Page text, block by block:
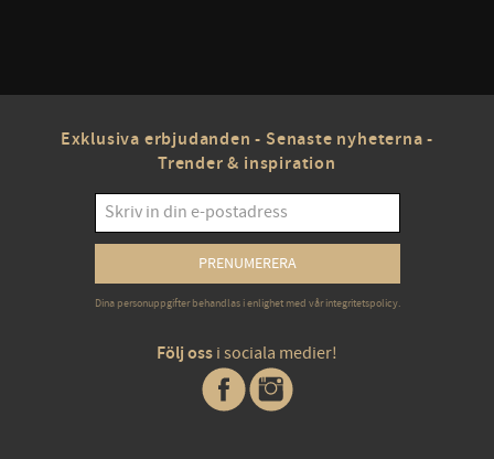
Exklusiva erbjudanden - Senaste nyheterna -
Trender & inspiration
PRENUMERERA
Dina personuppgifter behandlas i enlighet med vårintegritetspolicy.
Följ oss i sociala medier!